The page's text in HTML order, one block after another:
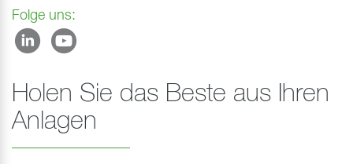
Folge uns:
Holen Sie das Beste aus Ihren
Anlagen